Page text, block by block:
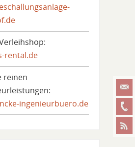
rental.de
reinen
ingenieurbuero.de